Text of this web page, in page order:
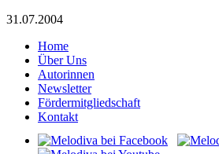
31.07.2004
Home
Über Uns
Autorinnen
Newsletter
Fördermitgliedschaft
Kontakt